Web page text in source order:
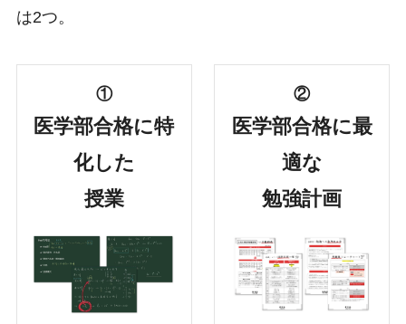
は2つ。
①
医学部合格に特
化した
授業
②
医学部合格に最
適な
勉強計画